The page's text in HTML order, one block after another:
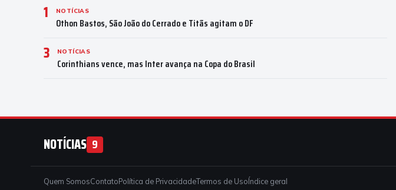
1 NOTÍCIAS
Othon Bastos, São João do Cerrado e Titãs agitam o DF
3 NOTÍCIAS
Corinthians vence, mas Inter avança na Copa do Brasil
NOTÍCIAS 9
Quem SomosContatoPolítica de PrivacidadeTermos de UsoÍndice geral